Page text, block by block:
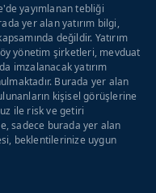
yayımlanan tebliği
yer alan yatırım bilgi,
değildir. Yatırım
yönetim şirketleri, mevduat
imzalanacak yatırım
Burada yer alan
kişisel görüşlerine
ile risk ve getiri
sadece burada yer alan
beklentilerinize uygun